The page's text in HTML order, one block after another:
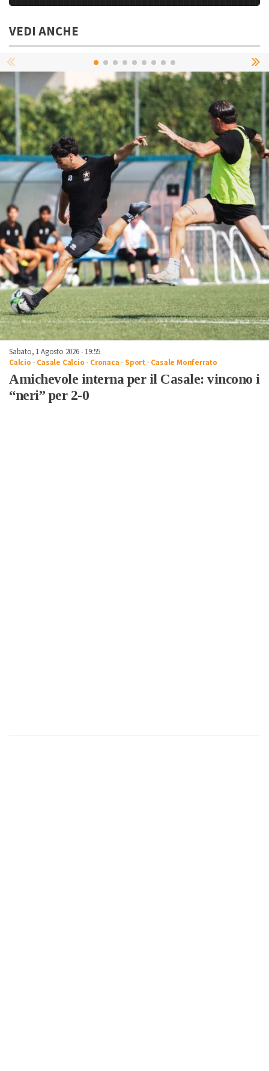
VEDI ANCHE
Sabato, 1 Agosto 2026 - 19:55
Calcio -Casale Calcio- Cronaca-Sport -Casale Monferrato
Amichevole interna per il Casale: vincono i
“neri” per 2-0